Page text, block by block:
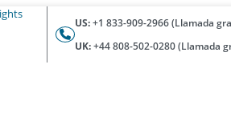
US:+1 833-909-2966 (Llamada
UK:+44 808-502-0280 (Llamada